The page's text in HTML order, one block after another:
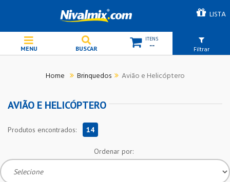
LISTA
-- Filtrar
Brinquedos Avião e Helicóptero
AVIÃO E HELICÓPTERO
Produtos encontrados: 14
Ordenar por: